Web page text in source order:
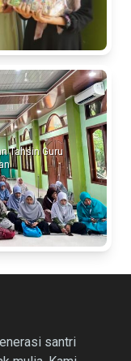
Tahsin Guru
santri